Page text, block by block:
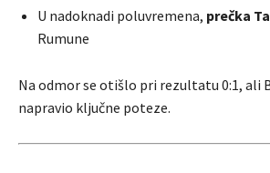
U nadoknadi poluvremena, prečka
Rumune
Na odmor se otišlo pri rezultatu 0:1, ali
napravio ključne poteze.